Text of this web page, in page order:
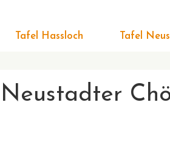
Tafel Hassloch Tafel